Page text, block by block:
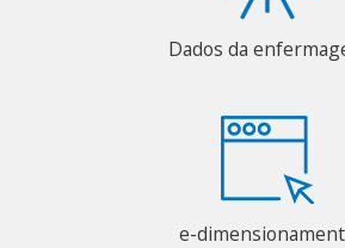
Dados da
e-